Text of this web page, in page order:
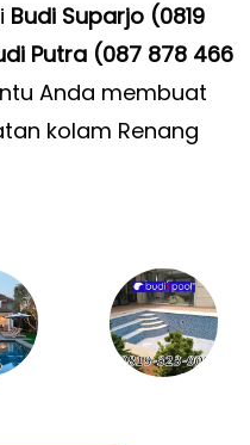
Budi Suparjo (0819
Putra (087 878 466
Anda membuat
kolam Renang